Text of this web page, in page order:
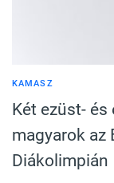
KAMASZ
Két ezüst-
magyarok az
Diákolimpián